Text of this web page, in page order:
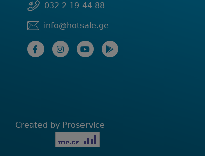
032 2 19 44 88
info@hotsale.ge
Created by Proservice